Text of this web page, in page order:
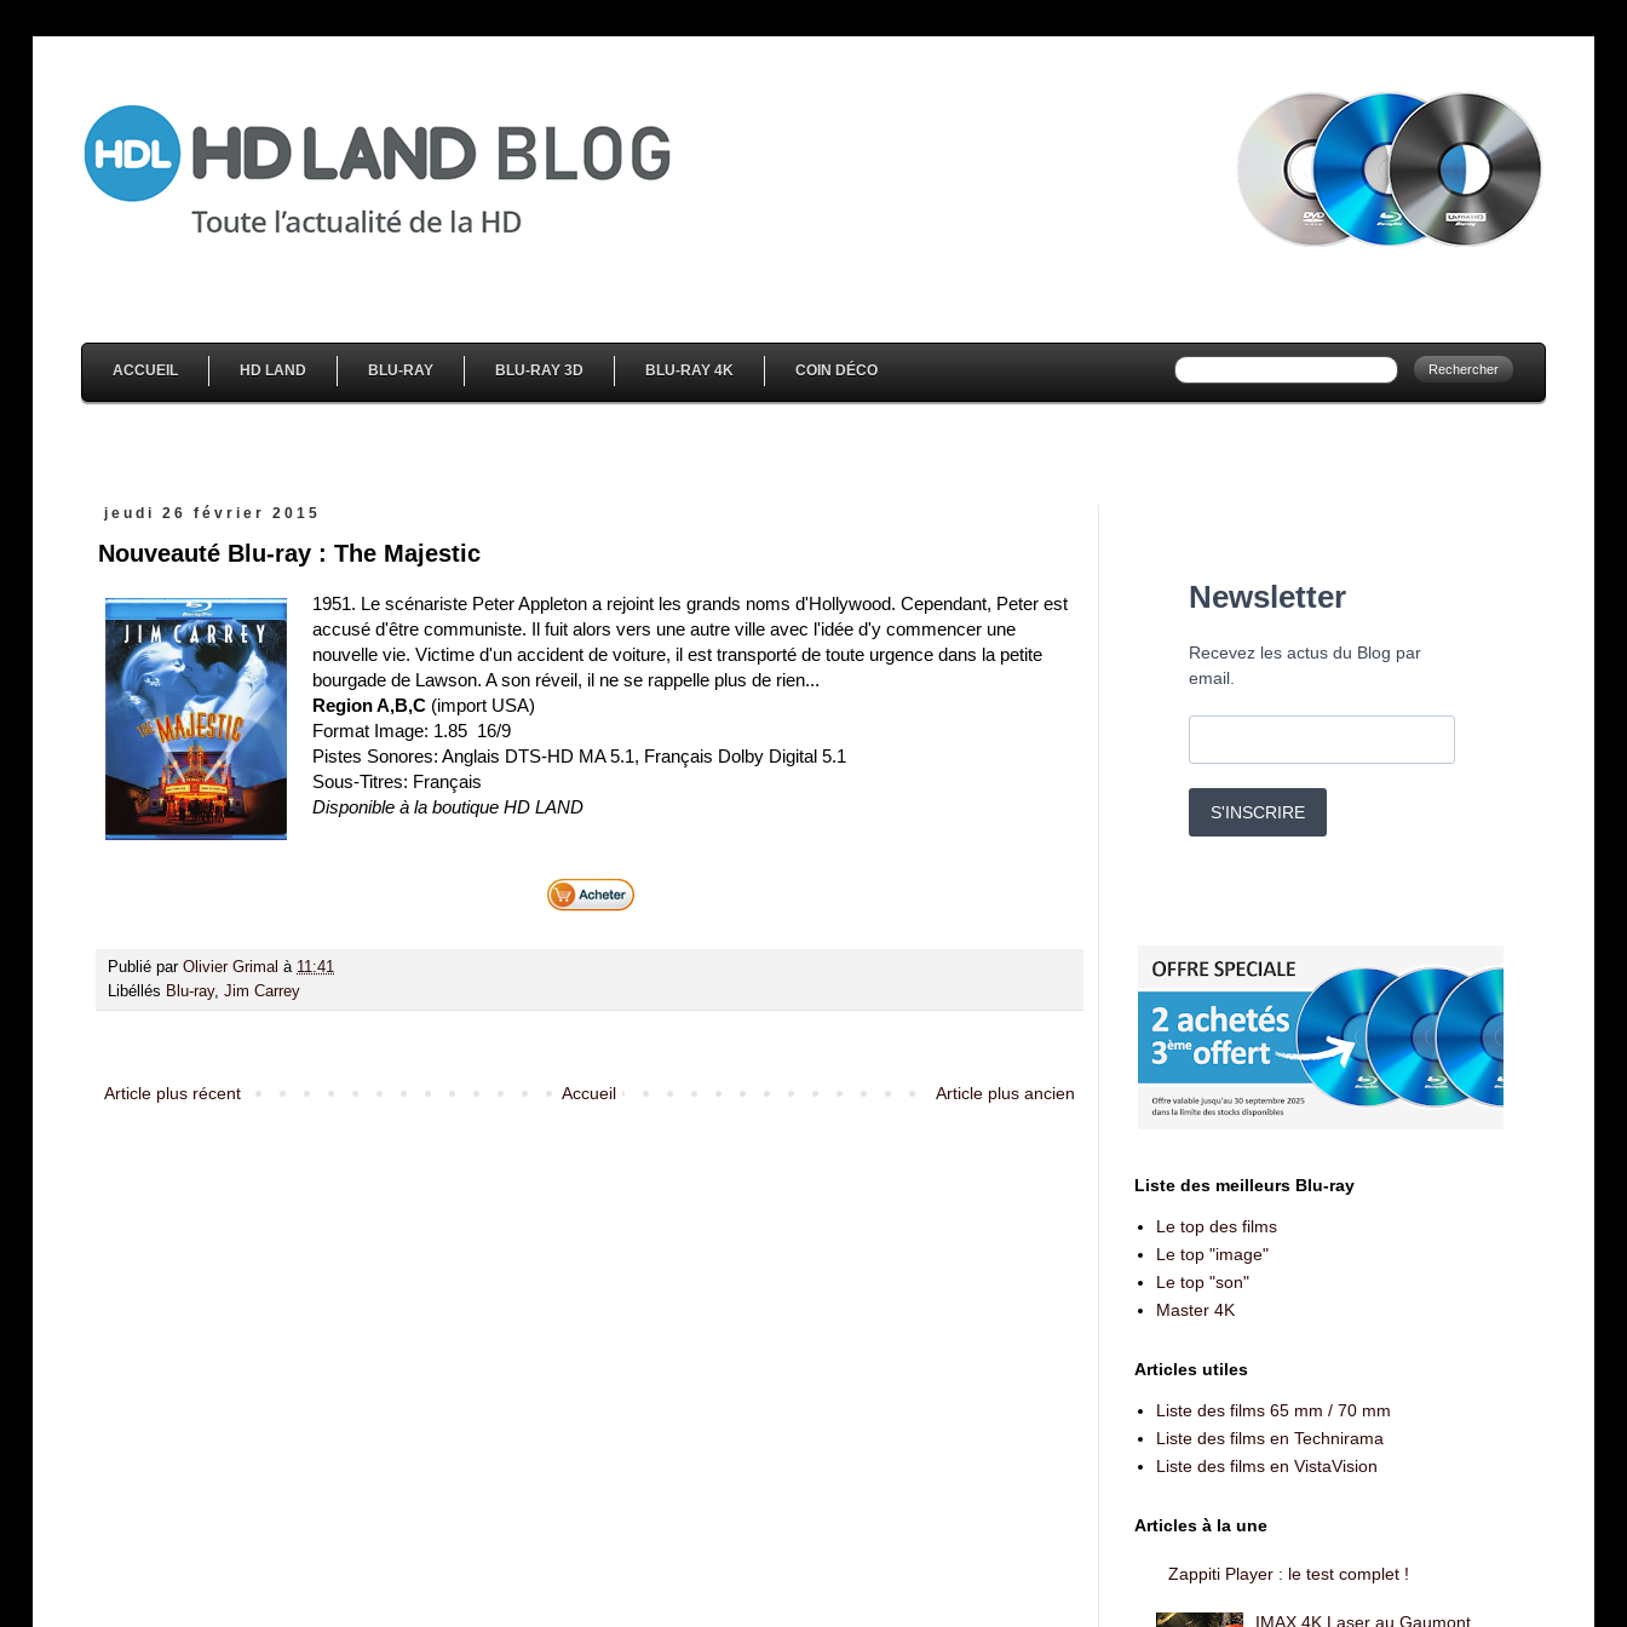
ACCUEIL HD LAND BLU-RAY BLU-RAY 3D BLU-RAY 4K COIN DÉCO
jeudi 26 février 2015
Nouveauté Blu-ray : The Majestic
1951. Le scénariste Peter Appleton a rejoint les grands noms d'Hollywood. Cependant, Peter est
accusé d'être communiste. Il fuit alors vers une autre ville avec l'idée d'y commencer une
nouvelle vie. Victime d'un accident de voiture, il est transporté de toute urgence dans la petite
bourgade de Lawson. A son réveil, il ne se rappelle plus de rien...
Region A,B,C (import USA)
Format Image: 1.85 16/9
Pistes Sonores: Anglais DTS-HD MA 5.1, Français Dolby Digital 5.1
Sous-Titres: Français
Disponible à la boutique HD LAND
Publié par Olivier Grimal à 11:41
Libéllés Blu-ray, Jim Carrey
Article plus récent Article plus ancien
Accueil
Newsletter
Recevez les actus du Blog par
email.
S'INSCRIRE
Liste des meilleurs Blu-ray
Le top des films
Le top "image"
Le top "son"
Master 4K
Articles utiles
Liste des films 65 mm / 70 mm
Liste des films en Technirama
Liste des films en VistaVision
Articles à la une
Zappiti Player : le test complet !
IMAX 4K Laser au Gaumont